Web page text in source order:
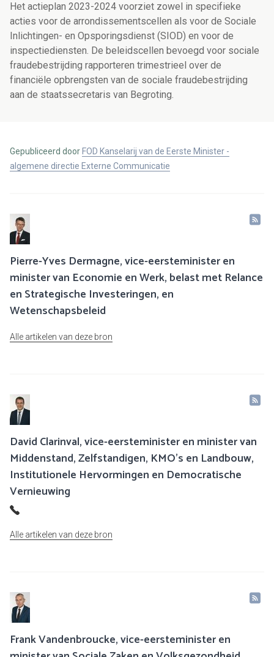
Het actieplan 2023-2024 voorziet zowel in specifieke
acties voor de arrondissementscellen als voor de Sociale
Inlichtingen- en Opsporingsdienst (SIOD) en voor de
inspectiediensten. De beleidscellen bevoegd voor sociale
fraudebestrijding rapporteren trimestrieel over de
financiële opbrengsten van de sociale fraudebestrijding
aan de staatssecretaris van Begroting.
Gepubliceerd door FOD Kanselarij van de Eerste Minister -
algemene directie Externe Communicatie
Pierre-Yves Dermagne, vice-eersteminister en
minister van Economie en Werk, belast met Relance
en Strategische Investeringen, en
Wetenschapsbeleid
Alle artikelen van deze bron
David Clarinval, vice-eersteminister en minister van
Middenstand, Zelfstandigen, KMO’s en Landbouw,
Institutionele Hervormingen en Democratische
Vernieuwing
Alle artikelen van deze bron
Frank Vandenbroucke, vice-eersteminister en